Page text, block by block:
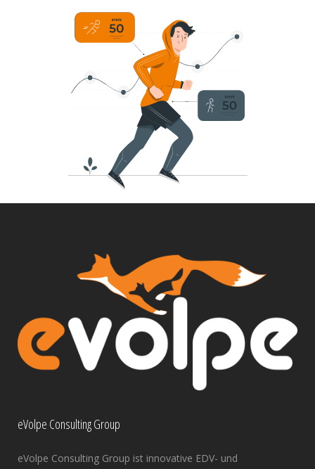
eVolpe Consulting Group
eVolpe Consulting Group ist innovative EDV- und